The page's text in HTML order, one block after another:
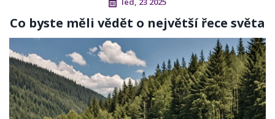
Co byste měli vědět o největší řece světa